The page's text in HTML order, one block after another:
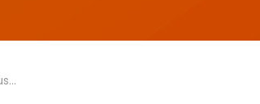
Komfort House Sofás e Colchões